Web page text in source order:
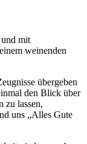
mit
weinenden
übergeben
den Blick über
zu lassen,
uns „Alles Gute